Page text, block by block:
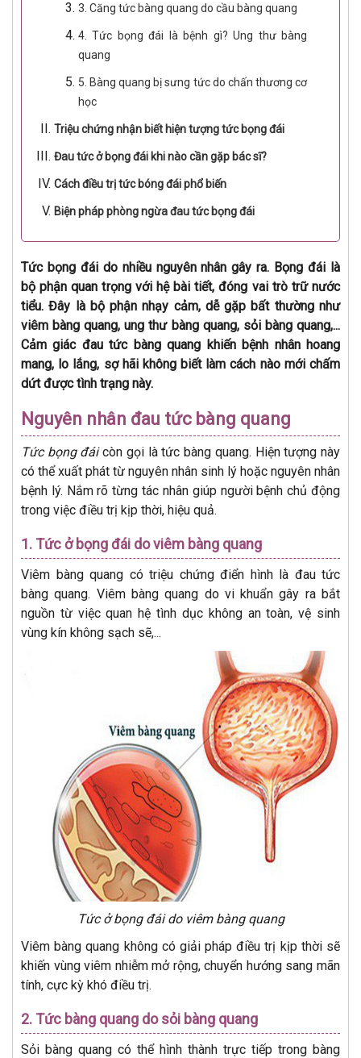
3. Căng tức bàng quang do cầu bàng quang
4. Tức bọng đái là bệnh gì? Ung thư bàng
quang
5. Bàng quang bị sưng tức do chấn thương cơ
học
Triệu chứng nhận biết hiện tượng tức bọng đái
Đau tức ở bọng đái khi nào cần gặp bác sĩ?
Cách điều trị tức bóng đái phổ biến
Biện pháp phòng ngừa đau tức bọng đái
Tức bọng đái do nhiều nguyên nhân gây ra. Bọng đái là
bộ phận quan trọng với hệ bài tiết, đóng vai trò trữ nước
tiểu. Đây là bộ phận nhạy cảm, dễ gặp bất thường như
viêm bàng quang, ung thư bàng quang, sỏi bàng quang,...
Cảm giác đau tức bàng quang khiến bệnh nhân hoang
mang, lo lắng, sợ hãi không biết làm cách nào mới chấm
dứt được tình trạng này.
Nguyên nhân đau tức bàng quang
Tức bọng đáicòn gọi là tức bàng quang. Hiện tượng này
có thể xuất phát từ nguyên nhân sinh lý hoặc nguyên nhân
bệnh lý. Nắm rõ từng tác nhân giúp người bệnh chủ động
trong việc điều trị kịp thời, hiệu quả.
1. Tức ở bọng đái do viêm bàng quang
Viêm bàng quang có triệu chứng điển hình là đau tức
bàng quang. Viêm bàng quang do vi khuẩn gây ra bắt
nguồn từ việc quan hệ tình dục không an toàn, vệ sinh
vùng kín không sạch sẽ,...
Tức ở bọng đái do viêm bàng quang
Viêm bàng quang không có giải pháp điều trị kịp thời sẽ
khiến vùng viêm nhiễm mở rộng, chuyển hướng sang mãn
tính, cực kỳ khó điều trị.
2. Tức bàng quang do sỏi bàng quang
Sỏi bàng quang có thể hình thành trực tiếp trong bàng